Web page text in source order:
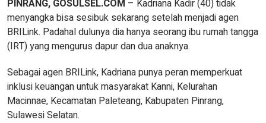
PINRANG, GOSULSEL.COM – Kadriana Kadir (40) tidak
menyangka bisa sesibuk sekarang setelah menjadi agen
BRILink. Padahal dulunya dia hanya seorang ibu rumah tangga
(IRT) yang mengurus dapur dan dua anaknya.
Sebagai agen BRILink, Kadriana punya peran memperkuat
inklusi keuangan untuk masyarakat Kanni, Kelurahan
Macinnae, Kecamatan Paleteang, Kabupaten Pinrang,
Sulawesi Selatan.